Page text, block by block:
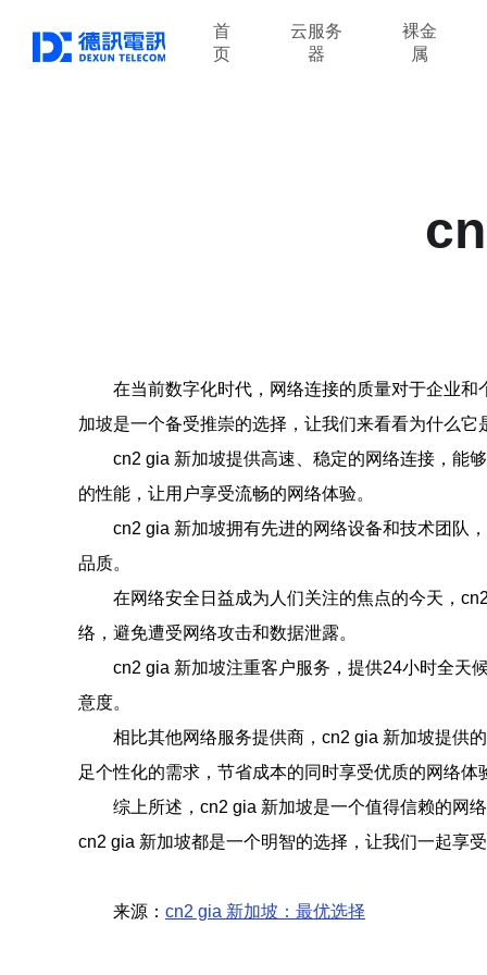
首
页
云服务
器
裸金
属
在当前数字化时代，网络连接的质量对于企业
加坡是一个备受推崇的选择，让我们来看看为什么它
cn2 gia 新加坡提供高速、稳定的网络连接，能
的性能，让用户享受流畅的网络体验。
cn2 gia 新加坡拥有先进的网络设备和技术团队
品质。
在网络安全日益成为人们关注的焦点的今天，
络，避免遭受网络攻击和数据泄露。
cn2 gia 新加坡注重客户服务，提供24小时全天
意度。
相比其他网络服务提供商，cn2 gia 新加坡提供
足个性化的需求，节省成本的同时享受优质的网络体
综上所述，cn2 gia 新加坡是一个值得信赖的网
cn2 gia 新加坡都是一个明智的选择，让我们一起享
来源： cn2 gia 新加坡：最优选择